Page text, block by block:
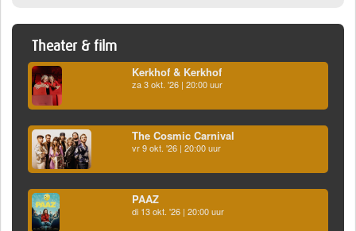
Theater & film
Kerkhof & Kerkhof
za 3 okt. '26 | 20:00 uur
The Cosmic Carnival
vr 9 okt. '26 | 20:00 uur
PAAZ
di 13 okt. '26 | 20:00 uur